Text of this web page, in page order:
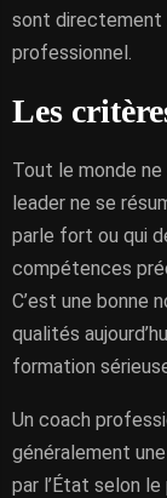
sont directement
professionnel.
Les
Tout le monde ne
leader ne se
parle fort ou qui
compétences
C’est une bonne
qualités
formation
Un coach
généralement
par l’État selon